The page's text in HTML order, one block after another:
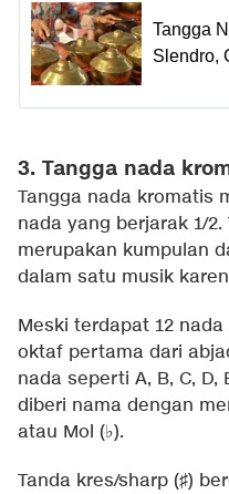
Tangga
Slendro,
3. Tangga nada
Tangga nada kromatis
nada yang berjarak 1/
merupakan kumpulan
dalam satu musik
Meski terdapat 12
oktaf pertama dari
nada seperti A, B, C, D,
diberi nama dengan
atau Mol (♭).
Tanda kres/sharp (♯)